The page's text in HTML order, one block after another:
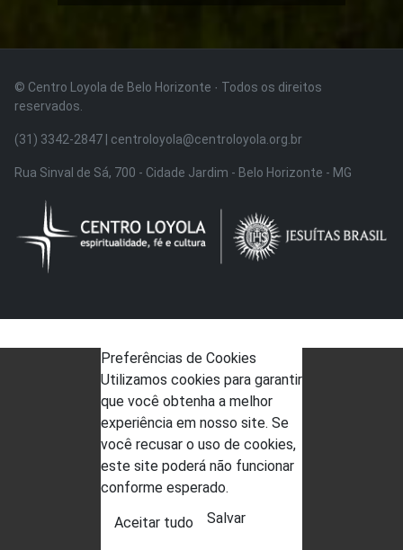
© Centro Loyola de Belo Horizonte · Todos os direitos
reservados.
(31) 3342-2847 | centroloyola@centroloyola.org.br
Rua Sinval de Sá, 700 - Cidade Jardim - Belo Horizonte - MG
Preferências de Cookies
Utilizamos cookies para garantir
que você obtenha a melhor
experiência em nosso site. Se
você recusar o uso de cookies,
este site poderá não funcionar
conforme esperado.
Aceitar tudo Salvar